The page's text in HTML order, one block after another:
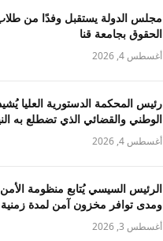
مجلس الدولة يستقبل وفدًا من
الحقوق بجامعة قنا
أغسطس 4, 2026
رئيس المحكمة الدستورية العليا يُشيد
الوطني والقضائي الذي تضطلع به
أغسطس 4, 2026
الرئيس السيسي يُتابع منظومة الأمن
ومدى توافر مخزون آمن لمدة
أغسطس 3, 2026